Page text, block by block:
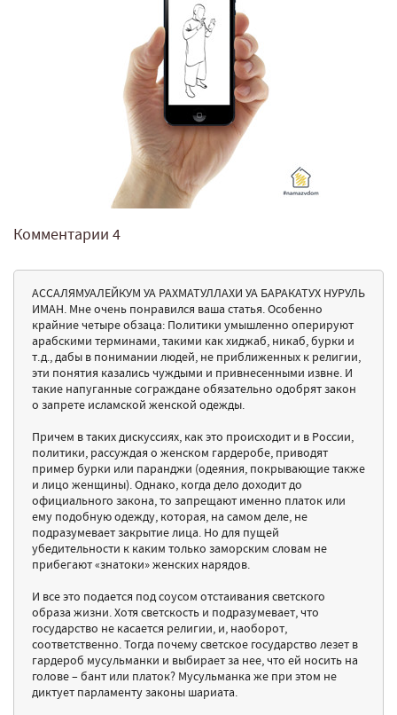
Комментарии 4
АССАЛЯМУАЛЕЙКУМ УА РАХМАТУЛЛАХИ УА БАРАКАТУХ НУРУЛЬ
ИМАН. Мне очень понравился ваша статья. Особенно
крайние четыре обзаца: Политики умышленно оперируют
арабскими терминами, такими как хиджаб, никаб, бурки и
т.д., дабы в понимании людей, не приближенных к религии,
эти понятия казались чуждыми и привнесенными извне. И
такие напуганные сограждане обязательно одобрят закон
о запрете исламской женской одежды.
Причем в таких дискуссиях, как это происходит и в России,
политики, рассуждая о женском гардеробе, приводят
пример бурки или паранджи (одеяния, покрывающие также
и лицо женщины). Однако, когда дело доходит до
официального закона, то запрещают именно платок или
ему подобную одежду, которая, на самом деле, не
подразумевает закрытие лица. Но для пущей
убедительности к каким только заморским словам не
прибегают «знатоки» женских нарядов.
И все это подается под соусом отстаивания светского
образа жизни. Хотя светскость и подразумевает, что
государство не касается религии, и, наоборот,
соответственно. Тогда почему светское государство лезет в
гардероб мусульманки и выбирает за нее, что ей носить на
голове – бант или платок? Мусульманка же при этом не
диктует парламенту законы шариата.